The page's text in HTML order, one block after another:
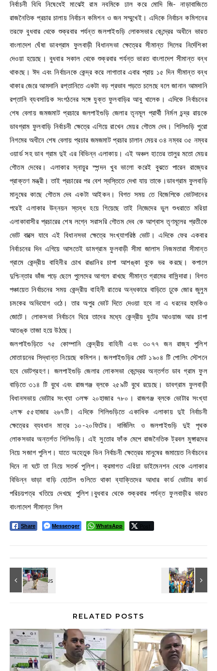
নির্বাচনী বিধি নিষেধেই মাঝেই রাম নবমিকে ঢাল করে মোদি জি- নাড়াবাজিতে
রাজনৈতিক প্রচার চালায় নির্বাচন কমিশন ও জন সম্মুখেই। এদিকে নির্বাচন কমিশনের
তরফে বুধবার থেকে শুক্রবার পর্যন্ত জলপাইগুড়ি লোকসভার কেন্দ্রের অধীনে ভারত
বাংলাদেশ ঘেঁষা ডাবগ্রাম ফুলবাড়ী বিধানসভা ক্ষেত্রের সীমান্ত সিলের নির্দেশিকা
দেওয়া হয়েছে। বুধবার সকাল থেকে শুক্রবার পর্যন্ত ভারত বাংলাদেশ সীমান্ত বন্ধ
থাকছে। ঈদ এবং নির্বাচনকে কেন্দ্র করে লাগাতার এবার প্রায় ১৫ দিন সীমান্ত বন্ধ
থাকার জেরে আমদানি রপ্তানিতে একটা বড় প্রভাব পড়তে চলেছে বলে জানান আমদানি
রপ্তানি ব্যবসায়িক সংগঠনের সঙ্গে যুক্ত ফুলবাড়ির আবু খালেক। এদিকে নির্বাচনের
শেষ বেলায় জমজমাট প্রচারে জলপাইগুড়ি জেলার তৃনমূল প্রার্থী নির্মল চন্দ্র রায়কে
ডাবগ্রাম ফুলবাড়ি নির্বাচনী ক্ষেত্রে এগিয়ে রাখেন মেয়র গৌতম দেব। শিলিগুড়ি পুরো
নিগমের অধীনে শেষ বেলায় প্রচার জমজমাট প্রচার চালান মেয়র ৩৪ নম্বর ৩৫ নম্বর
ওয়ার্ড সহ ডাব গ্রাম দুই এর বিভিন্ন এলাকায়। এই অঞ্চল হাতের তালুর মতো মেয়র
গৌতম দেবের। এলাকার স্নায়ুর স্পন্দন খুব ভালো করেই বুঝতে পারেন রাজ্যের
প্রাক্তণ মন্ত্রী। তাই প্রচারের পর বেশ স্বস্তিতে দেখা যায় তাকে।ডাবগ্রাম ফুলবাড়ি
মানুষের কাছে গৌতম দেব একটা আইকন। বিগত সময় তে বিজেপিকে ভোটদানের
পরেই এলাকার উন্নয়ন স্তব্ধ হয়ে গিয়েছে তাই নিজেদের ভুল শুধরাতে মরিয়া
এলাকাবাসীর প্রচারের শেষ লগ্নে সরাসরি গৌতম দেব কে আশ্বাস তৃণমূলের প্রতীকে
ভোট বাক্সে যাবে এই বিধানসভা ক্ষেত্রে সংখ্যাগরিষ্ঠ ভোট। এদিকে ফের একবার
নির্বাচনের দিন এগিয়ে আসতেই ডামগ্রাম ফুলবাড়ী সীমা জালাস নিজমতারা সীমান্ত
গ্রামে কেন্দ্রীয় বাহিনীর চোখ রাঙানির চাপা আশঙ্কা বুকে ভর করছে। কপালে
দুশ্চিন্তার ভাঁজ পড়ে ছেলে পুলেদের আগলে রাখছে সীমান্ত গ্রামের বাসিন্দারা। বিগত
পঞ্চায়েত নির্বাচনের সময় কেন্দ্রীয় বাহিনী রাতের অন্ধকারে বাড়িতে ঢুকে জোর জুলুম
চমকের অভিযোগ ওঠে। তার অপুর ভোট দিতে দেওয়া হবে না এ ধরনের হুমকিও
জোটে। লোকসভা নির্বাচনে ঘিরে তাদের মধ্যে কেন্দ্রীয় বুটের আওয়াজ আর চাপা
আতঙ্ক তাজা হয়ে উঠছে।
জলপাইগুড়িতে ৭৫ কোম্পানি কেন্দ্রীয় বাহিনী এবং ৩০৭৭ জন রাজ্য পুলিশ
মোতায়নের সিদ্ধান্ত নিয়েছে কমিশন। জলপাইগুড়ির মোট ১৯০৪ টি পোলিং স্টেশনে
হবে ভোটগ্রহণ। জলপাইগুড়ি জেলার লোকসভা কেন্দ্রের অন্তর্গত ডাব গ্রাম ফুল
বাড়িতে ৩১৪ টি বুথে এবং রাজগঞ্জ ব্লকে ২৫৯টি বুথে রয়েছে। ডাবগ্রাম ফুলবাড়ী
বিধানসভায় ভোটার সংখ্যা ৩লক্ষ ২০হাজার ৭৮০। রাজগঞ্জ ব্লকে ভোটার সংখ্যা
২লক্ষ ৫৫হাজার ২৬৭টি। এদিকে শিলিগুড়িতে একাধিক এলাকায় দুই নির্বাচনী
ক্ষেত্রের ব্যবধান মাত্র ১০-২০ফিটের। দার্জিলিং ও জলপাইগুড়ি দুই পৃথক
লোকসভার অন্তর্গত শিলিগুড়ি। এই সুতোর ফাঁক মেপে রাজনৈতিক ট্রবল মুঙ্গারদের
নিয়ে সজাগ পুলিশ। যাতে অহেতুক ভিন নির্বাচনী ক্ষেত্রের মানুষের জমায়েত নির্বাচনের
দিনে না ঘটে তা নিয়ে সতর্ক পুলিশ। ক্রমাগত এরিয়া ডাইমেনশন থেকে এলাকার
বিভিন্ন ভাড়া বাড়ি হোটেল গুলিতে থাকা ব্যাক্তিদের আধার কার্ড ভোটার কার্ড
পরিচয়পত্র খতিয়ে দেখছে পুলিশ।বুধবার থেকে শুক্রবার পর্যন্ত ফুলবাড়ীর ভারত
বাংলাদেশ সীমান্ত সিল
Share Messenger WhatsApp Post
RELATED POSTS